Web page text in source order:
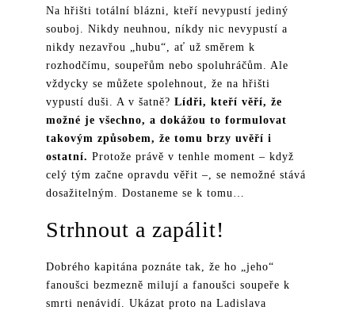
Na hřišti totální blázni, kteří nevypustí jediný
souboj. Nikdy neuhnou, níkdy nic nevypustí a
nikdy nezavřou „hubu“, ať už směrem k
rozhodčímu, soupeřům nebo spoluhráčům. Ale
vždycky se můžete spolehnout, že na hřišti
vypustí duši. A v šatně? Lídři, kteří věří, že
možné je všechno, a dokážou to formulovat
takovým způsobem, že tomu brzy uvěří i
ostatní. Protože právě v tenhle moment – když
celý tým začne opravdu věřit –, se nemožné stává
dosažitelným. Dostaneme se k tomu…
Strhnout a zapálit!
Dobrého kapitána poznáte tak, že ho „jeho“
fanoušci bezmezně milují a fanoušci soupeře k
smrti nenávidí. Ukázat proto na Ladislava